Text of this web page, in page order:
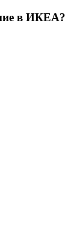
в ИКЕА?